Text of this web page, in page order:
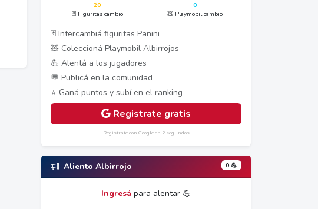
20
🃏 Figuritas cambio
0
🧸 Playmobil cambio
🃏 Intercambiá figuritas Panini
🧸 Coleccioná Playmobil Albirrojos
💪 Alentá a los jugadores
💬 Publicá en la comunidad
⭐ Ganá puntos y subí en el ranking
Registrate gratis
Registrate con Google en 2 segundos
Aliento Albirrojo 0 💪
Ingresá para alentar 💪